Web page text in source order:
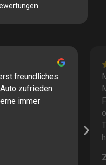
freundliches
zufrieden
immer